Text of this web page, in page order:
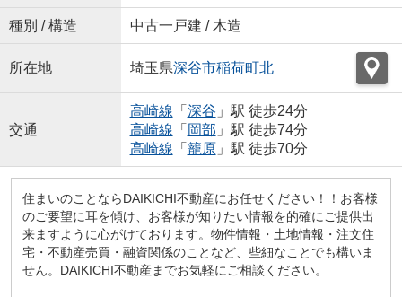
種別 / 構造 中古一戸建 / 木造
所在地 埼玉県深谷市稲荷町北
交通
高崎線 「 深谷 」駅 徒歩24分
高崎線 「 岡部 」駅 徒歩74分
高崎線 「 籠原」駅 徒歩70分
住まいのことならDAIKICHI不動産にお任せください！！お客様
のご要望に耳を傾け、お客様が知りたい情報を的確にご提供出
来ますように心がけております。物件情報・土地情報・注文住
宅・不動産売買・融資関係のことなど、些細なことでも構いま
せん。DAIKICHI不動産までお気軽にご相談ください。